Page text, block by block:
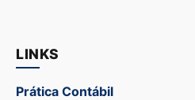
LINKS
Prática Contábil